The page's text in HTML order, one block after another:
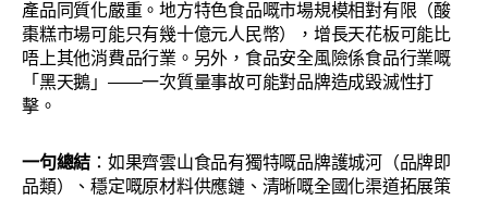
產品同質化嚴重。地方特色食品嘅市場規模相對有限（酸
棗糕市場可能只有幾十億元人民幣），增長天花板可能比
唔上其他消費品行業。另外，食品安全風險係食品行業嘅
「黑天鵝」——一次質量事故可能對品牌造成毀滅性打
擊。
一句總結 ：如果齊雲山食品有獨特嘅品牌護城河（品牌即
品類）、穩定嘅原材料供應鏈、清晰嘅全國化渠道拓展策